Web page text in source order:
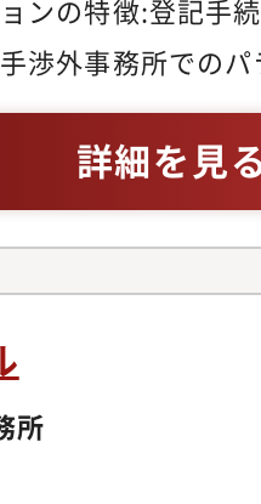
ンの特徴:登記手
ガルリサーチ、
補助が主な業務で
、法的な知識を活
トに関わるもの
れたときの達成
携わった仕事の
、新しいエネル
それに貢献して
できる職種です
渉外事務所での
の実務経験がある
がある方詳細を見
所